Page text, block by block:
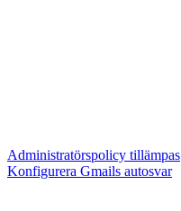
Administratörspolicy tillämpas
Konfigurera Gmails autosvar